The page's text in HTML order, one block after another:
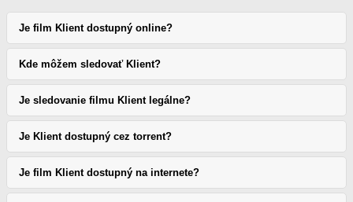
Je film Klient dostupný online?
Kde môžem sledovať Klient?
Je sledovanie filmu Klient legálne?
Je Klient dostupný cez torrent?
Je film Klient dostupný na internete?